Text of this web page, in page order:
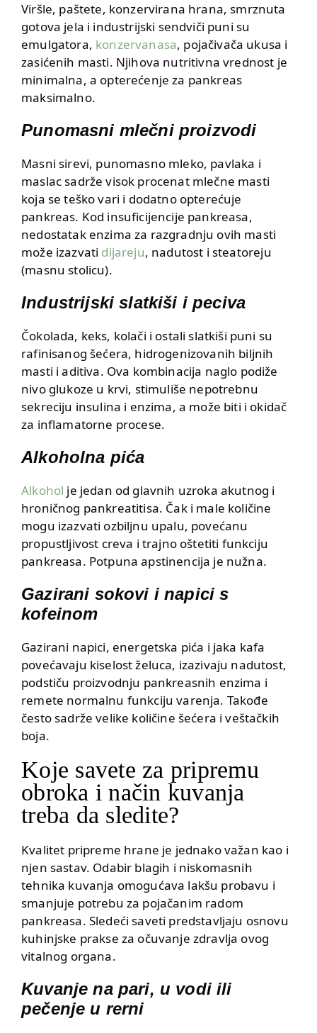
Viršle, paštete, konzervirana hrana, smrznuta
gotova jela i industrijski sendviči puni su
emulgatora, konzervanasa, pojačivača ukusa i
zasićenih masti. Njihova nutritivna vrednost je
minimalna, a opterećenje za pankreas
maksimalno.
Punomasni mlečni proizvodi
Masni sirevi, punomasno mleko, pavlaka i
maslac sadrže visok procenat mlečne masti
koja se teško vari i dodatno opterećuje
pankreas. Kod insuficijencije pankreasa,
nedostatak enzima za razgradnju ovih masti
može izazvati dijareju, nadutost i steatoreju
(masnu stolicu).
Industrijski slatkiši i peciva
Čokolada, keks, kolači i ostali slatkiši puni su
rafinisanog šećera, hidrogenizovanih biljnih
masti i aditiva. Ova kombinacija naglo podiže
nivo glukoze u krvi, stimuliše nepotrebnu
sekreciju insulina i enzima, a može biti i okidač
za inflamatorne procese.
Alkoholna pića
Alkohol je jedan od glavnih uzroka akutnog i
hroničnog pankreatitisa. Čak i male količine
mogu izazvati ozbiljnu upalu, povećanu
propustljivost creva i trajno oštetiti funkciju
pankreasa. Potpuna apstinencija je nužna.
Gazirani sokovi i napici s
kofeinom
Gazirani napici, energetska pića i jaka kafa
povećavaju kiselost želuca, izazivaju nadutost,
podstiču proizvodnju pankreasnih enzima i
remete normalnu funkciju varenja. Takođe
često sadrže velike količine šećera i veštačkih
boja.
Koje savete za pripremu
obroka i način kuvanja
treba da sledite?
Kvalitet pripreme hrane je jednako važan kao i
njen sastav. Odabir blagih i niskomasnih
tehnika kuvanja omogućava lakšu probavu i
smanjuje potrebu za pojačanim radom
pankreasa. Sledeći saveti predstavljaju osnovu
kuhinjske prakse za očuvanje zdravlja ovog
vitalnog organa.
Kuvanje na pari, u vodi ili
pečenje u rerni